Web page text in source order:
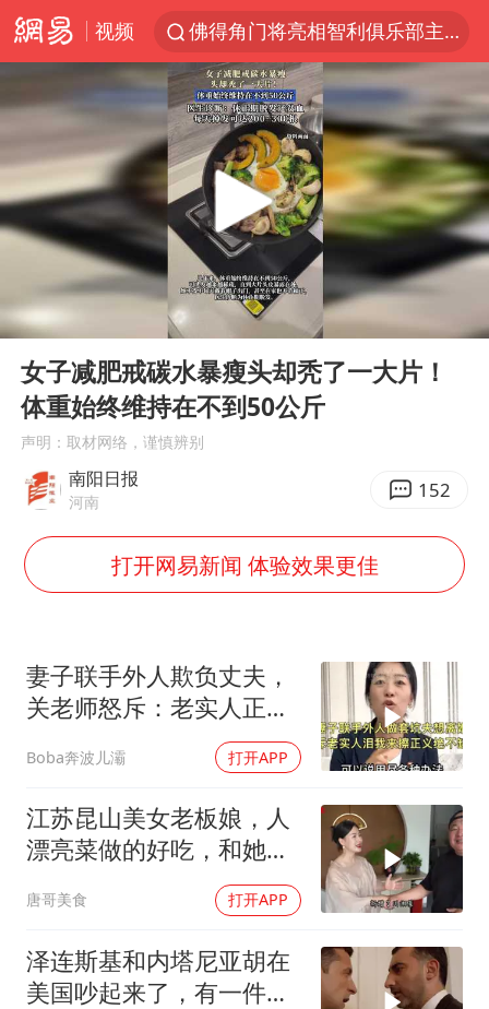
视频
佛得角门将亮相智利俱乐部主场
看守所辅警收受10万获刑1年
宇树科技发行价格150.80元/股
CIA被曝已秘密设立古巴工作组
泰国一女公务员妆容引争议 本人回应
U17国足1分钟轰2球
中国养老床位“三连降”
台风白海豚影响中国已成定局
外交部发言人就广岛核爆81周年等答记者问
贵州轮胎子公司获美国退税8136万
法国下周开始禁止未经同意的电话营销
多地要求领导干部带头休假
奋进开新局 实干挑大梁
Play
00:00
女子减肥戒碳水暴瘦头却秃了一大片！
体重始终维持在不到50公斤
声明：取材网络，谨慎辨别
南阳日报
河南 152
打开网易新闻 体验效果更佳
妻子联手外人欺负丈夫，
关老师怒斥：老实人正义
Boba奔波儿灞 打开APP
江苏昆山美女老板娘，人
漂亮菜做的好吃，和她小
唐哥美食 打开APP
泽连斯基和内塔尼亚胡在
美国吵起来了，有一件事